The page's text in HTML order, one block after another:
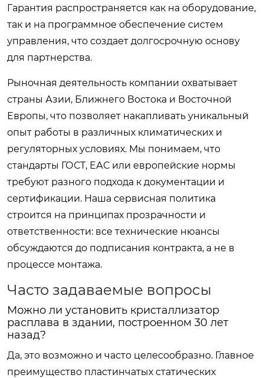
Гарантия распространяется как на оборудование,
так и на программное обеспечение систем
управления, что создает долгосрочную основу
для партнерства.
Рыночная деятельность компании охватывает
страны Азии, Ближнего Востока и Восточной
Европы, что позволяет накапливать уникальный
опыт работы в различных климатических и
регуляторных условиях. Мы понимаем, что
стандарты ГОСТ, ЕАС или европейские нормы
требуют разного подхода к документации и
сертификации. Наша сервисная политика
строится на принципах прозрачности и
ответственности: все технические нюансы
обсуждаются до подписания контракта, а не в
процессе монтажа.
Часто задаваемые вопросы
Можно ли установить кристаллизатор
расплава в здании, построенном 30 лет
назад?
Да, это возможно и часто целесообразно. Главное
преимущество пластинчатых статических